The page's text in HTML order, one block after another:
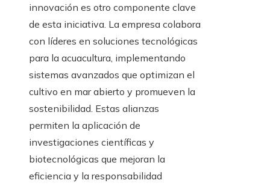
innovación es otro componente clave
de esta iniciativa. La empresa colabora
con líderes en soluciones tecnológicas
para la acuacultura, implementando
sistemas avanzados que optimizan el
cultivo en mar abierto y promueven la
sostenibilidad. Estas alianzas
permiten la aplicación de
investigaciones científicas y
biotecnológicas que mejoran la
eficiencia y la responsabilidad